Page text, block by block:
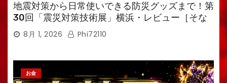
地震対策から日常使いできる防災グッズまで！第
30回「震災対策技術展」横浜・レビュー［そな
えるTV・高荷智也］
8月 1, 2026 Phi72110
お金